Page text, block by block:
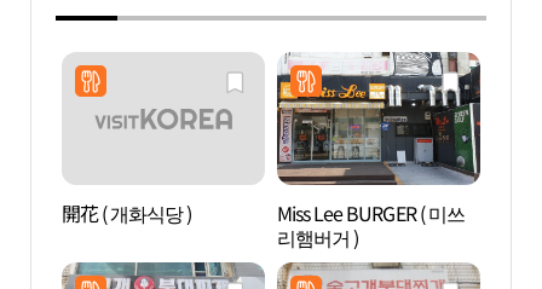
開花 ( 개화식당 )
Miss Lee BURGER ( 미쓰
리햄버거 )